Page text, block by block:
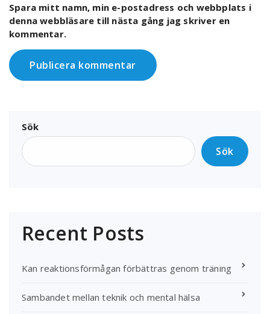
Spara mitt namn, min e-postadress och webbplats i
denna webbläsare till nästa gång jag skriver en
kommentar.
Sök
Sök
Recent Posts
Kan reaktionsförmågan förbättras genom träning
Sambandet mellan teknik och mental hälsa